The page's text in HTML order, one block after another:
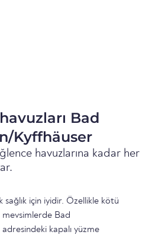
Bad
Kyffhäuser
havuzlarına kadar her
sağlık için iyidir. Özellikle kötü
mevsimlerde Bad
kapalı yüzme